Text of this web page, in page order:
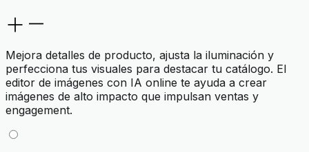
Mejora detalles de producto, ajusta la iluminación y
perfecciona tus visuales para destacar tu catálogo. El
editor de imágenes con IA online te ayuda a crear
imágenes de alto impacto que impulsan ventas y
engagement.